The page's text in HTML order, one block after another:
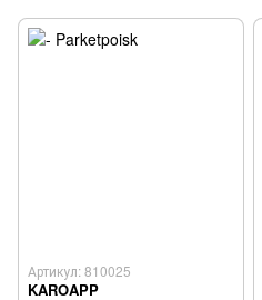
Артикул: 810025
KAROAPP